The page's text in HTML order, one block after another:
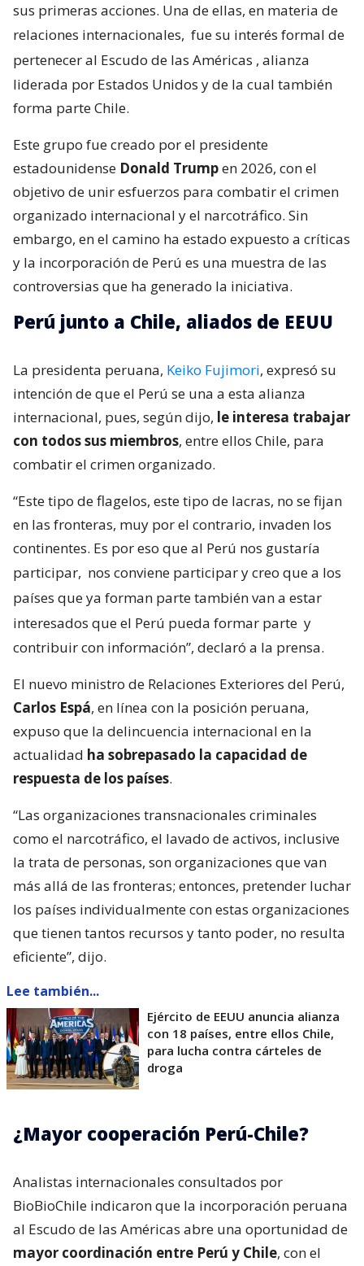
sus primeras acciones. Una de ellas, en materia de
relaciones internacionales, fue su interés formal de
pertenecer al Escudo de las Américas , alianza
liderada por Estados Unidos y de la cual también
forma parte Chile.
Este grupo fue creado por el presidente
estadounidense Donald Trumpen 2026, con el
objetivo de unir esfuerzos para combatir el crimen
organizado internacional y el narcotráfico. Sin
embargo, en el camino ha estado expuesto a críticas
y la incorporación de Perú es una muestra de las
controversias que ha generado la iniciativa.
Perú junto a Chile, aliados de EEUU
La presidenta peruana, Keiko Fujimori, expresó su
intención de que el Perú se una a esta alianza
internacional, pues, según dijo, le interesa trabajar
con todos sus miembros, entre ellos Chile, para
combatir el crimen organizado.
“Este tipo de flagelos, este tipo de lacras, no se fijan
en las fronteras, muy por el contrario, invaden los
continentes. Es por eso que al Perú nos gustaría
participar, nos conviene participar y creo que a los
países que ya forman parte también van a estar
interesados que el Perú pueda formar parte y
contribuir con información”, declaró a la prensa.
El nuevo ministro de Relaciones Exteriores del Perú,
Carlos Espá, en línea con la posición peruana,
expuso que la delincuencia internacional en la
actualidad ha sobrepasado la capacidad de
respuesta de los países.
“Las organizaciones transnacionales criminales
como el narcotráfico, el lavado de activos, inclusive
la trata de personas, son organizaciones que van
más allá de las fronteras; entonces, pretender luchar
los países individualmente con estas organizaciones
que tienen tantos recursos y tanto poder, no resulta
eficiente”, dijo.
Lee también...
Ejército de EEUU anuncia alianza
con 18 países, entre ellos Chile,
para lucha contra cárteles de
droga
¿Mayor cooperación Perú-Chile?
Analistas internacionales consultados por
BioBioChile indicaron que la incorporación peruana
al Escudo de las Américas abre una oportunidad de
mayor coordinación entre Perú y Chile, con el